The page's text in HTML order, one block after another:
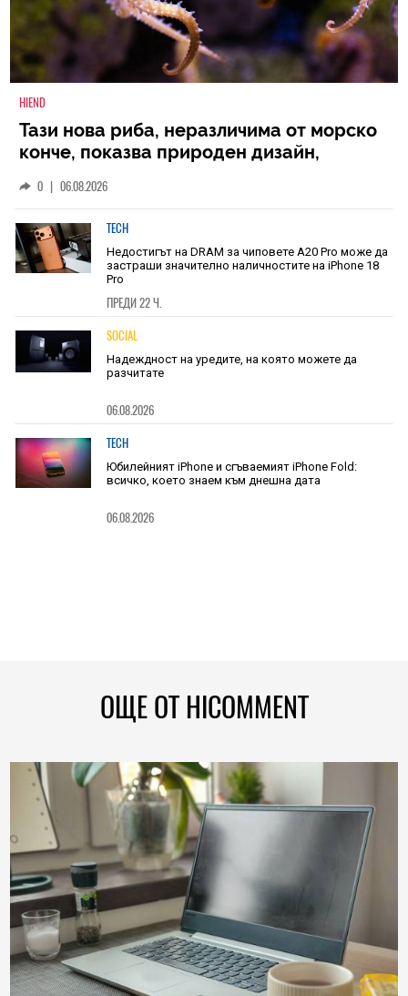
HIEND
Тази нова риба, неразличима от морско
конче, показва природен дизайн,
0 | 06.08.2026
TECH
Недостигът на DRAM за чиповете A20 Pro може да
застраши значително наличностите на iPhone 18
Pro
ПРЕДИ 22 Ч.
SOCIAL
Надеждност на уредите, на която можете да
разчитате
06.08.2026
TECH
Юбилейният iPhone и сгъваемият iPhone Fold:
всичко, което знаем към днешна дата
06.08.2026
ОЩЕ ОТ HICOMMENT